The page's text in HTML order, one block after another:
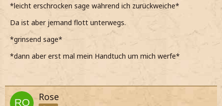
*leicht erschrocken sage während ich zurückweiche*
Da ist aber jemand flott unterwegs.
*grinsend sage*
*dann aber erst mal mein Handtuch um mich werfe*
Rose